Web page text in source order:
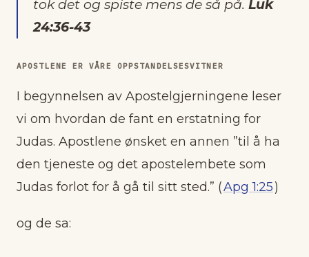
tok det og spiste mens de så på. Luk
24:36-43
APOSTLENE ER VÅRE OPPSTANDELSESVITNER
I begynnelsen av Apostelgjerningene leser
vi om hvordan de fant en erstatning for
Judas. Apostlene ønsket en annen ”til å ha
den tjeneste og det apostelembete som
Judas forlot for å gå til sitt sted.” (Apg 1:25)
og de sa: